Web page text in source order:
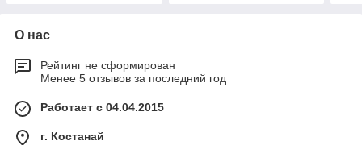
О нас
Рейтинг не сформирован
Менее 5 отзывов за последний год
Работает с 04.04.2015
г. Костанай